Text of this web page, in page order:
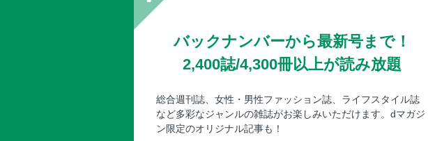
バックナンバーから最新号まで！
2,400誌/4,300冊以上が読み放題
総合週刊誌、女性・男性ファッション誌、ライフスタイル誌
など多彩なジャンルの雑誌がお楽しみいただけます。dマガジ
ン限定のオリジナル記事も！